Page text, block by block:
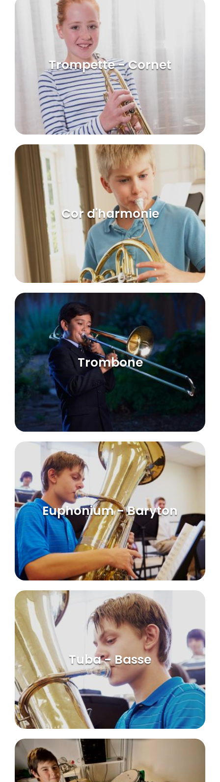
Trompette - Cornet
Cor d'harmonie
Trombone
Euphonium - Baryton
Tuba - Basse